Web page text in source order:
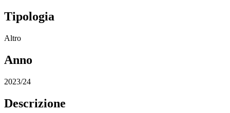
Tipologia
Altro
Anno
2023/24
Descrizione